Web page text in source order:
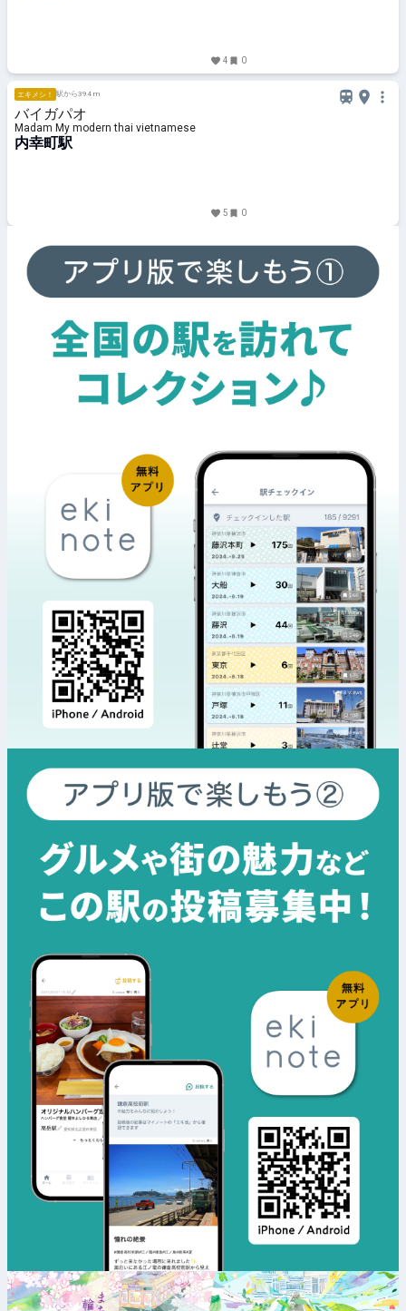
4 0
エキメシ！ 駅から394 m
バイガパオ
Madam My modern thai vietnamese
内幸町駅
5 0